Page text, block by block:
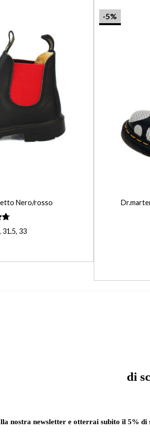
Nero/rosso
31.5, 33
-5%
di
nostra newsletter e otterrai subito il 5% di